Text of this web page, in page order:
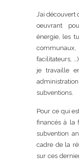
J’ai
oeuvrant
énergie, les
facilitateurs,
je travaille
subventions.
Pour ce qui
financés à la
subvention
cadre de la
sur ces